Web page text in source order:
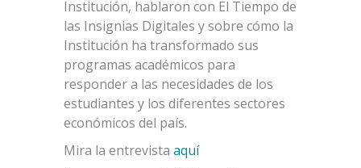
Institución, hablaron con El Tiempo de
las Insignias Digitales y sobre cómo la
Institución ha transformado sus
programas académicos para
responder a las necesidades de los
estudiantes y los diferentes sectores
económicos del país.
Mira la entrevista aquí